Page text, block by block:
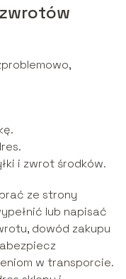
i zwrot środków.
ze strony
lub napisać
dowód zakupu
w transporcie.